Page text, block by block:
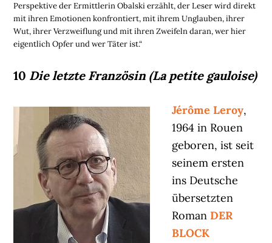
Perspektive der Ermittlerin Obalski erzählt, der Leser wird direkt
mit ihren Emotionen konfrontiert, mit ihrem Unglauben, ihrer
Wut, ihrer Verzweiflung und mit ihren Zweifeln daran, wer hier
eigentlich Opfer und wer Täter ist.“
10 Die letzte Französin (La petite gauloise)
Jérôme Leroy,
1964 in Rouen
geboren, ist seit
seinem ersten
ins Deutsche
übersetzten
Roman DER
BLOCK